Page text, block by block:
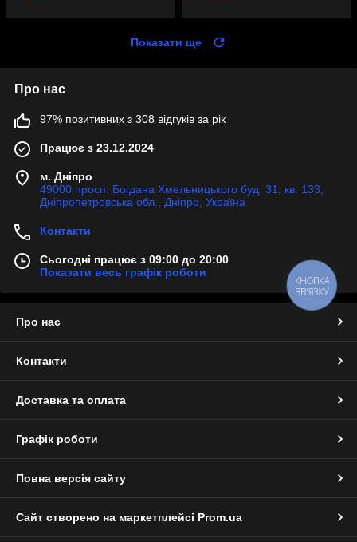
Показати ще
Про нас
97% позитивних з 308 відгуків за рік
Працює з 23.12.2024
м. Дніпро
49000 просп. Богдана Хмельницького буд. 31, кв. 133,
Дніпропетровська обл., Дніпро, Україна
Контакти
Сьогодні працює з 09:00 до 20:00
Показати весь графік роботи
Про нас
Контакти
Доставка та оплата
Графік роботи
Повна версія сайту
Сайт створено на маркетплейсі Prom.ua
КНОПКА
ЗВ'ЯЗКУ